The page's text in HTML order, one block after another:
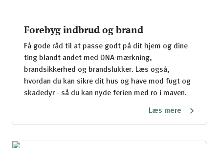
Forebyg indbrud og brand
Få gode råd til at passe godt på dit hjem og dine
ting blandt andet med DNA-mærkning,
brandsikkerhed og brandslukker. Læs også,
hvordan du kan sikre dit hus og have mod fugt og
skadedyr - så du kan nyde ferien med ro i maven.
Læs mere